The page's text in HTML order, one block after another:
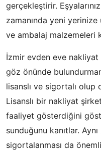
gerçekleştirir.
zamanında yeni
ve ambalaj malzemeleri
İzmir evden eve nakliyat
göz önünde
lisanslı ve sigortalı olup
Lisanslı bir nakliyat
faaliyet gösterdiğini
sunduğunu kanıtlar. Aynı
sigortalanması da